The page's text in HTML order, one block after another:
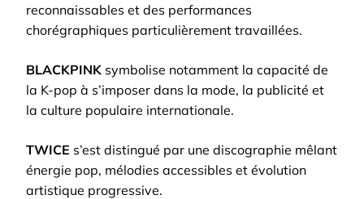
reconnaissables et des performances
chorégraphiques particulièrement travaillées.
BLACKPINK symbolise notamment la capacité de
la K-pop à s’imposer dans la mode, la publicité et
la culture populaire internationale.
TWICE s’est distingué par une discographie mêlant
énergie pop, mélodies accessibles et évolution
artistique progressive.